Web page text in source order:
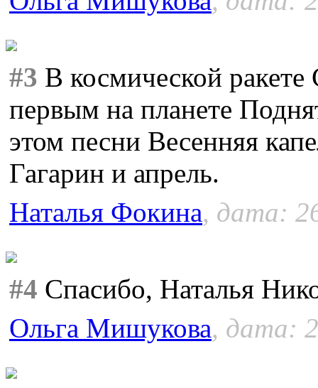
#3 В космической
первым на планете
этом песни Весенняя
Гагарин и апрель.
Наталья Фокина, дата:
#4 Спасибо, Наталья
Ольга Мишукова, дата: